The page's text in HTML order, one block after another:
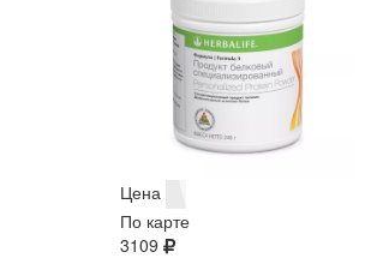
Цена
По карте
3109